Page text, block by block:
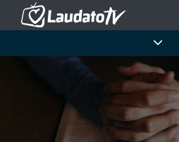
Skoči
sadržaj